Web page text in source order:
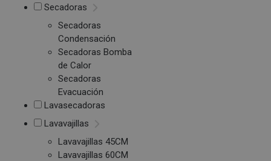
Secadoras
Secadoras
Condensación
Secadoras Bomba
de Calor
Secadoras
Evacuación
Lavasecadoras
Lavavajillas
Lavavajillas 45CM
Lavavajillas 60CM